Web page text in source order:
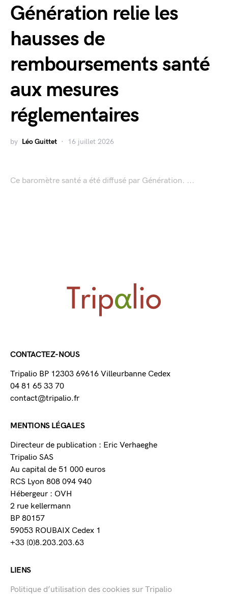
Génération relie les
hausses de
remboursements santé
aux mesures
réglementaires
by Léo Guittet 16 juillet 2026
Ce baromètre santé a été diffusé par Génération. ...
CONTACTEZ-NOUS
Tripalio BP 12303 69616 Villeurbanne Cedex
04 81 65 33 70
contact@tripalio.fr
MENTIONS LÉGALES
Directeur de publication : Eric Verhaeghe
Tripalio SAS
Au capital de 51 000 euros
RCS Lyon 808 094 940
Hébergeur : OVH
2 rue kellermann
BP 80157
59053 ROUBAIX Cedex 1
+33 (0)8.203.203.63
LIENS
Politique d’utilisation des cookies sur Tripalio